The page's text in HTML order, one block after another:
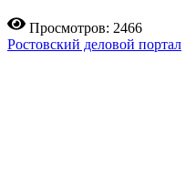
Просмотров: 2466
Ростовский деловой портал